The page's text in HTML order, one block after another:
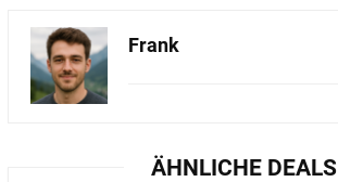
Frank
ÄHNLICHE DEALS